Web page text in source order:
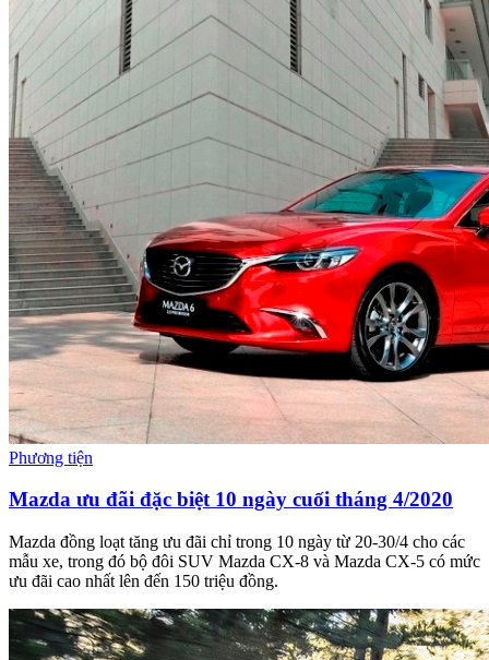
Phương tiện
Mazda ưu đãi đặc biệt 10 ngày cuối tháng 4/2020
Mazda đồng loạt tăng ưu đãi chỉ trong 10 ngày từ 20-30/4 cho các
mẫu xe, trong đó bộ đôi SUV Mazda CX-8 và Mazda CX-5 có mức
ưu đãi cao nhất lên đến 150 triệu đồng.